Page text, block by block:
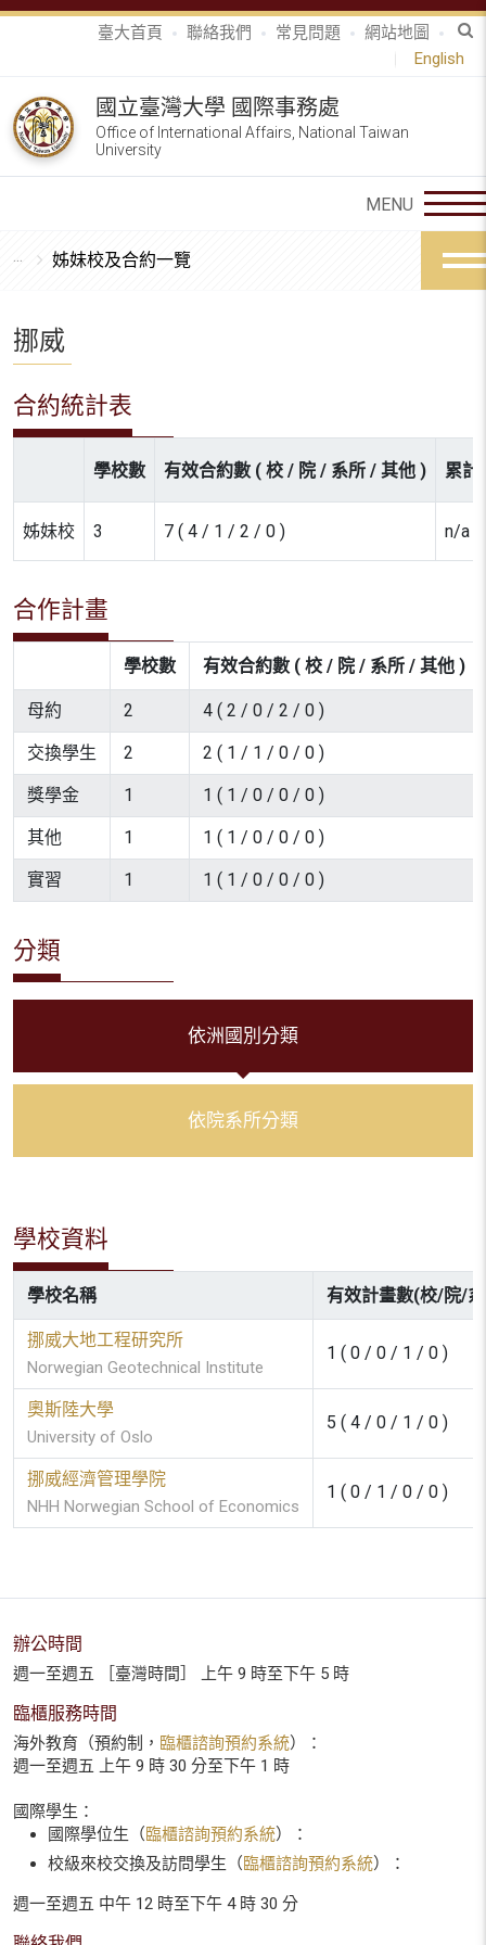
臺大首頁 聯絡我們 常見問題
網站地圖
English
國立臺灣大學 國際事務處
Office of International Affairs, National Taiwan
University
姊妹校及合約一覽
挪威
合約統計表
學校數 有效合約數 ( 校 / 院 / 系所 / 其他 ) 累計
姊妹校 3 7 ( 4 / 1 / 2 / 0 ) n/a
合作計畫
學校數 有效合約數 ( 校 / 院 / 系所 / 其他 )
母約 2 4 ( 2 / 0 / 2 / 0 )
交換學生 2 2 ( 1 / 1 / 0 / 0 )
獎學金 1 1 ( 1 / 0 / 0 / 0 )
其他 1 1 ( 1 / 0 / 0 / 0 )
實習 1 1 ( 1 / 0 / 0 / 0 )
分類
依洲國別分類
依院系所分類
學校資料
學校名稱 有效計畫數(校/院/
挪威大地工程研究所
Norwegian Geotechnical Institute
1 ( 0 / 0 / 1 / 0 )
奧斯陸大學
University of Oslo
5 ( 4 / 0 / 1 / 0 )
挪威經濟管理學院
NHH Norwegian School of Economics
1 ( 0 / 1 / 0 / 0 )
辦公時間
週一至週五 ［臺灣時間］ 上午 9 時至下午 5 時
臨櫃服務時間
海外教育（預約制， 臨櫃諮詢預約系統）：
週一至週五 上午 9 時 30 分至下午 1 時
國際學生：
國際學位生（臨櫃諮詢預約系統）：
校級來校交換及訪問學生（臨櫃諮詢預約系統）：
週一至週五 中午 12 時至下午 4 時 30 分